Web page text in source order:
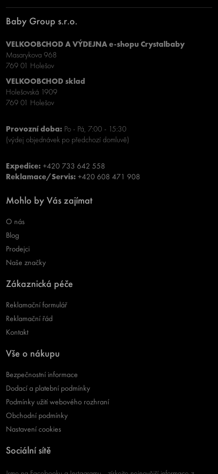
Baby Group s.r.o.
VELKOOBCHOD A VÝDEJNA e-shopu Crystalbaby
Masarykova 968
769 01 Holešov
VELKOOBCHOD sklad
Holešovská 1909
769 01 Holešov
Provozní doba: Po - Pá, 7:00 - 15:30
(výdej objednávek po předchozí domluvě)
Expedice: +420 733 642 558
Reklamace/Servis: +420 608 471 908
Mohlo by Vás zajímat
O nás
Blog
Prodejci
Naše značky
Zákaznická péče
Reklamační formulář
Reklamační řád
Kontakt
Vše o nákupu
Bezpečnostní informace
Dodací a platební podmínky
Podmínky užití webového rozhraní
Obchodní podmínky
Nastavení cookies
Sociální sítě